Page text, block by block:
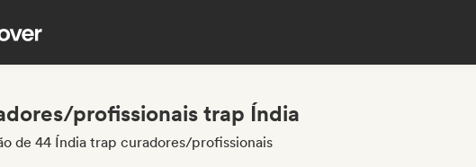
profissionais trap Índia
de 44 Índia trap curadores/profissionais